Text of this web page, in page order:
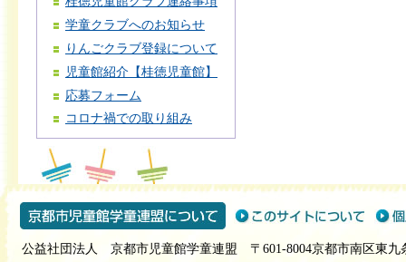
学童クラブへのお知らせ
りんごクラブ登録について
児童館紹介【桂徳児童館】
応募フォーム
コロナ禍での取り組み
公益社団法人 京都市児童館学童連盟 〒601-8004京都市南区東九